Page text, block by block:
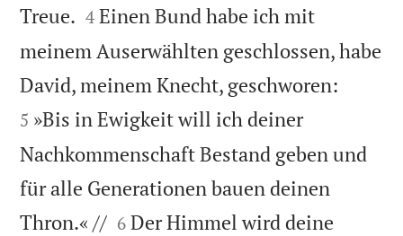
Treue. 

4 Einen Bund habe ich mit
meinem Auserwählten geschlossen, habe
David, meinem Knecht, geschworen:
5 »Bis in Ewigkeit will ich deiner
Nachkommenschaft Bestand geben und
für alle Generationen bauen deinen
Thron.« //
6 Der Himmel wird deine